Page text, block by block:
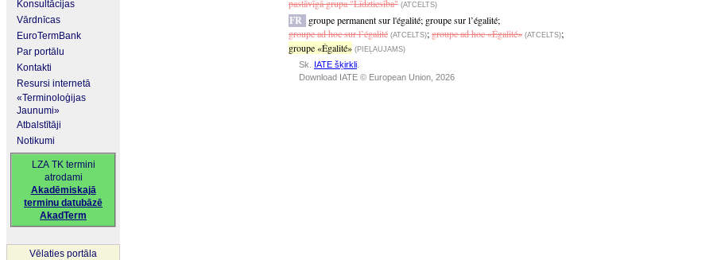
Konsultācijas
Vārdnīcas
EuroTermBank
Par portālu
Kontakti
Resursi internetā
«Terminoloģijas
Jaunumi»
Atbalstītāji
Notikumi
LZA TK termini
atrodami
Akadēmiskajā
terminu datubāzē
AkadTerm
Vēlaties portāla
pastāvīgā grupa "Līdztiesība" (ATCELTS)
FR groupe permanent sur l'égalité; groupe sur l’égalité;
groupe ad hoc sur l’égalité (ATCELTS);groupe ad hoc «Égalité» (ATCELTS);
groupe «Égalité» (PIEĻAUJAMS)
Sk. IATE šķirkli
Download IATE © European Union, 2026